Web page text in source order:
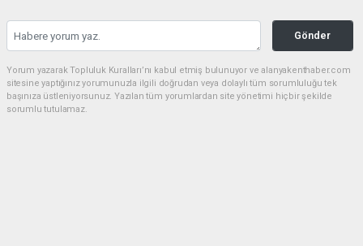
Gönder
Yorum yazarak Topluluk Kuralları’nı kabul etmiş bulunuyor ve alanyakenthaber.com
sitesine yaptığınız yorumunuzla ilgili doğrudan veya dolaylı tüm sorumluluğu tek
başınıza üstleniyorsunuz. Yazılan tüm yorumlardan site yönetimi hiçbir şekilde
sorumlu tutulamaz.